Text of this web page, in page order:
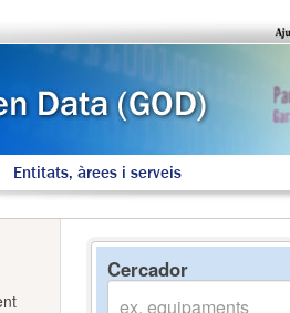
Entitats, àrees i serveis
Cercador